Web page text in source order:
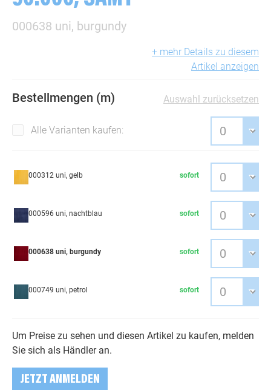
000638 uni, burgundy
+ mehr Details zu diesem
Artikel anzeigen
Bestellmengen (m) Auswahl zurücksetzen
Alle Varianten kaufen:
000312 uni, gelb sofort
000596 uni, nachtblau sofort
000638 uni, burgundy sofort
000749 uni, petrol sofort
Um Preise zu sehen und diesen Artikel zu kaufen, melden
Sie sich als Händler an.
JETZT ANMELDEN